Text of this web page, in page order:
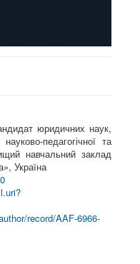
юридичних наук,
педагогічної та
навчальний заклад
Україна
record/AAF-6966-